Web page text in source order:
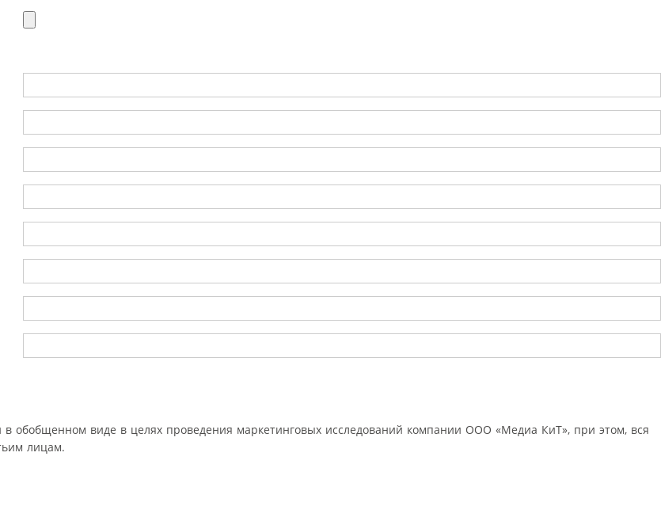
обобщенном виде в целях проведения маркетинговых исследований компании ООО «Медиа КиТ», при этом, вся
лицам.